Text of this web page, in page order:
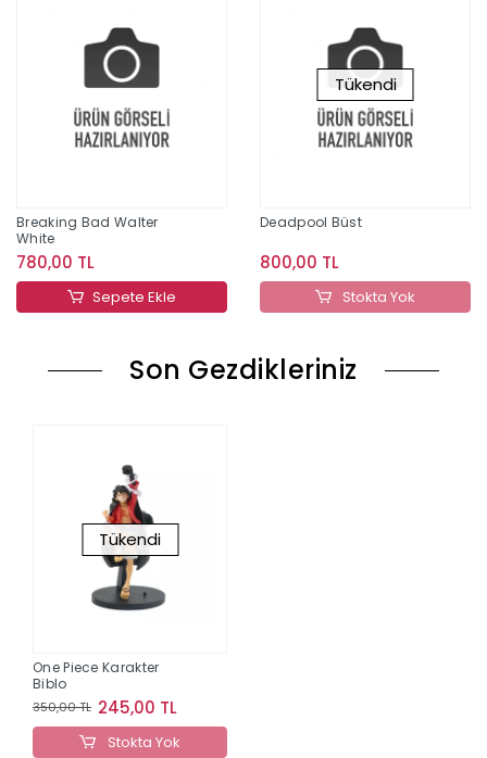
Breaking Bad Walter
White
780,00 TL
Sepete Ekle
Tükendi
Deadpool Büst
800,00 TL
Stokta Yok
Son Gezdikleriniz
Tükendi
One Piece Karakter
Biblo
350,00 TL 245,00 TL
Stokta Yok